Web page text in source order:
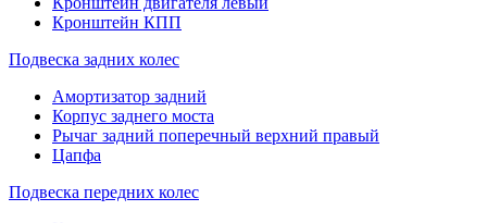
Кронштейн КПП
Подвеска задних колес
Амортизатор задний
Корпус заднего моста
Рычаг задний поперечный верхний правый
Цапфа
Подвеска передних колес